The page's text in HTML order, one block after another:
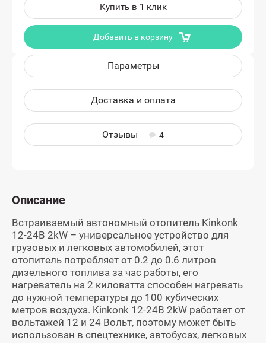
Добавить в корзину
Купить в 1 клик
Параметры
Доставка и оплата
Отзывы 4
Описание
Встраиваемый автономный отопитель Kinkonk
12-24В 2kW – универсальное устройство для
грузовых и легковых автомобилей, этот
отопитель потребляет от 0.2 до 0.6 литров
дизельного топлива за час работы, его
нагреватель на 2 киловатта способен нагревать
до нужной температуры до 100 кубических
метров воздуха. Kinkonk 12-24В 2kW работает от
вольтажей 12 и 24 Вольт, поэтому может быть
использован в спецтехнике, автобусах, легковых